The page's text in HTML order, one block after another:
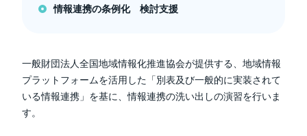
情報連携の条例化 検討支援
一般財団法人全国地域情報化推進協会が提供する、地域情報
プラットフォームを活用した「別表及び一般的に実装されて
いる情報連携」を基に、情報連携の洗い出しの演習を行いま
す。